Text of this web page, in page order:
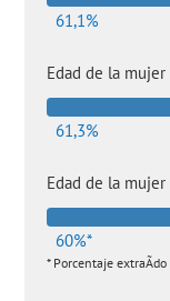
61,1%
Edad de la
61,3%
Edad de la
60%*
* Porcentaje